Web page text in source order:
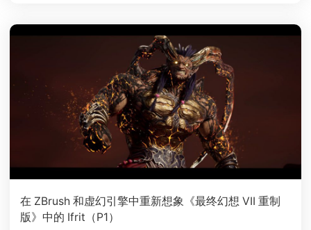
在 ZBrush 和虚幻引擎中重新想象《最终幻想 VII 重制
版》中的 Ifrit（P1）